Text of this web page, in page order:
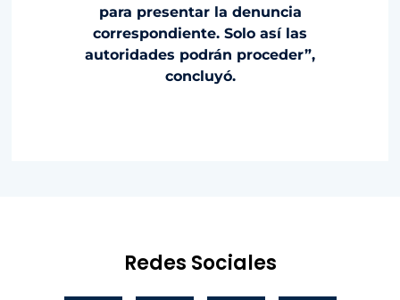
para presentar la denuncia
correspondiente. Solo así las
autoridades podrán proceder”,
concluyó.
Redes Sociales